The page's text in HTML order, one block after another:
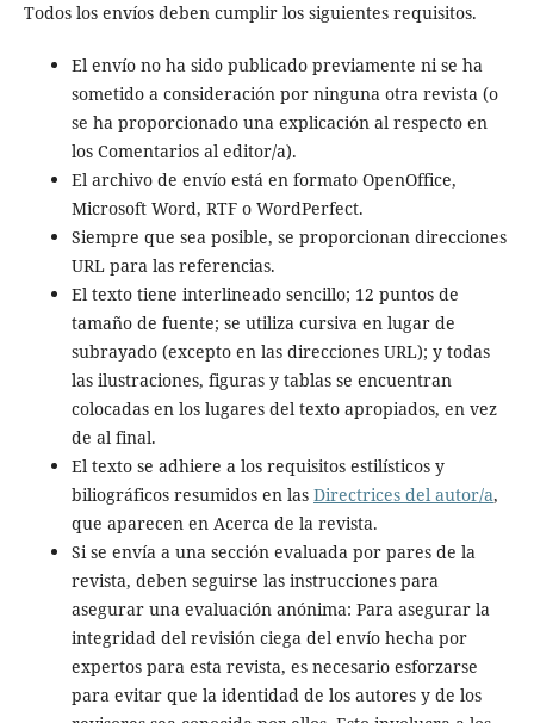
Todos los envíos deben cumplir los siguientes requisitos.
El envío no ha sido publicado previamente ni se ha
sometido a consideración por ninguna otra revista (o
se ha proporcionado una explicación al respecto en
los Comentarios al editor/a).
El archivo de envío está en formato OpenOffice,
Microsoft Word, RTF o WordPerfect.
Siempre que sea posible, se proporcionan direcciones
URL para las referencias.
El texto tiene interlineado sencillo; 12 puntos de
tamaño de fuente; se utiliza cursiva en lugar de
subrayado (excepto en las direcciones URL); y todas
las ilustraciones, figuras y tablas se encuentran
colocadas en los lugares del texto apropiados, en vez
de al final.
El texto se adhiere a los requisitos estilísticos y
biliográficos resumidos en las Directrices del autor/a,
que aparecen en Acerca de la revista.
Si se envía a una sección evaluada por pares de la
revista, deben seguirse las instrucciones para
asegurar una evaluación anónima: Para asegurar la
integridad del revisión ciega del envío hecha por
expertos para esta revista, es necesario esforzarse
para evitar que la identidad de los autores y de los